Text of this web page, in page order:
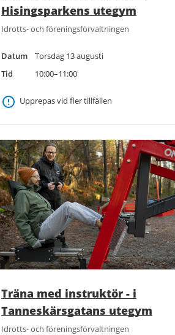
Hisingsparkens utegym
Idrotts- och föreningsförvaltningen
Datum
Torsdag 13 augusti
Tid
10:00–11:00
Upprepas vid fler tillfällen
Träna med instruktör - i
Tanneskärsgatans utegym
Idrotts- och föreningsförvaltningen